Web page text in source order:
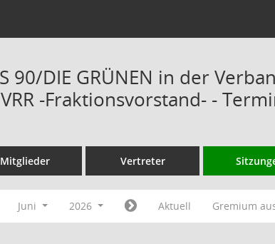
90/DIE GRÜNEN in der
-Fraktionsvorstand- -
Mitglieder Vertreter
Juni 2026 Aktuell Gremium